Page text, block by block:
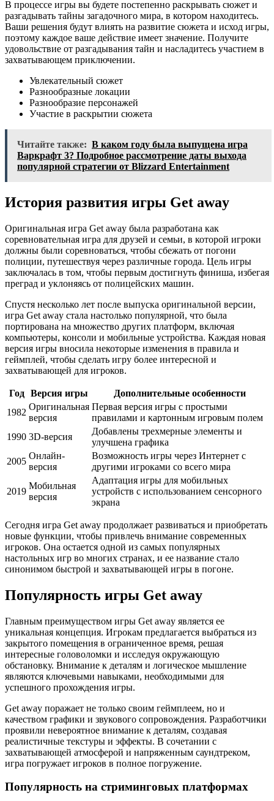
В процессе игры вы будете постепенно раскрывать сюжет и
разгадывать тайны загадочного мира, в котором находитесь.
Ваши решения будут влиять на развитие сюжета и исход игры,
поэтому каждое ваше действие имеет значение. Получите
удовольствие от разгадывания тайн и насладитесь участием в
захватывающем приключении.
Увлекательный сюжет
Разнообразные локации
Разнообразие персонажей
Участие в раскрытии сюжета
Читайте также: В каком году была выпущена игра
Варкрафт 3? Подробное рассмотрение даты выхода
популярной стратегии от Blizzard Entertainment
История развития игры Get away
Оригинальная игра Get away была разработана как
соревновательная игра для друзей и семьи, в которой игроки
должны были соревноваться, чтобы сбежать от погони
полиции, путешествуя через различные города. Цель игры
заключалась в том, чтобы первым достигнуть финиша, избегая
преград и уклоняясь от полицейских машин.
Спустя несколько лет после выпуска оригинальной версии,
игра Get away стала настолько популярной, что была
портирована на множество других платформ, включая
компьютеры, консоли и мобильные устройства. Каждая новая
версия игры вносила некоторые изменения в правила и
геймплей, чтобы сделать игру более интересной и
захватывающей для игроков.
Год Версия игры
Дополнительные особенности
1982
Оригинальная
версия
Первая версия игры с простыми
правилами и картонным игровым полем
1990 3D-версия
Добавлены трехмерные элементы и
улучшена графика
2005
Онлайн-
версия
Возможность игры через Интернет с
другими игроками со всего мира
2019
Мобильная
версия
Адаптация игры для мобильных
устройств с использованием сенсорного
экрана
Сегодня игра Get away продолжает развиваться и приобретать
новые функции, чтобы привлечь внимание современных
игроков. Она остается одной из самых популярных
настольных игр во многих странах, и ее название стало
синонимом быстрой и захватывающей игры в погоне.
Популярность игры Get away
Главным преимуществом игры Get away является ее
уникальная концепция. Игрокам предлагается выбраться из
закрытого помещения в ограниченное время, решая
интересные головоломки и исследуя окружающую
обстановку. Внимание к деталям и логическое мышление
являются ключевыми навыками, необходимыми для
успешного прохождения игры.
Get away поражает не только своим геймплеем, но и
качеством графики и звукового сопровождения. Разработчики
проявили невероятное внимание к деталям, создавая
реалистичные текстуры и эффекты. В сочетании с
захватывающей атмосферой и напряженным саундтреком,
игра погружает игроков в полное погружение.
Популярность на стриминговых платформах